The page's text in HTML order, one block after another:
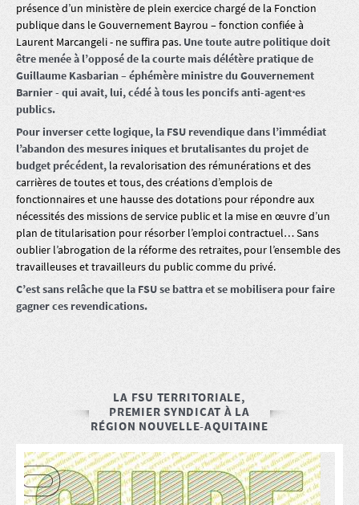
présence d’un ministère de plein exercice chargé de la Fonction
publique dans le Gouvernement Bayrou – fonction confiée à
Laurent Marcangeli - ne suffira pas. Une toute autre politique doit
être menée à l’opposé de la courte mais délétère pratique de
Guillaume Kasbarian – éphémère ministre du Gouvernement
Barnier - qui avait, lui, cédé à tous les poncifs anti-agent⋅es
publics.
Pour inverser cette logique, la FSU revendique dans l’immédiat
l’abandon des mesures iniques et brutalisantes du projet de
budget précédent, la revalorisation des rémunérations et des
carrières de toutes et tous, des créations d’emplois de
fonctionnaires et une hausse des dotations pour répondre aux
nécessités des missions de service public et la mise en œuvre d’un
plan de titularisation pour résorber l’emploi contractuel… Sans
oublier l’abrogation de la réforme des retraites, pour l’ensemble des
travailleuses et travailleurs du public comme du privé.
C’est sans relâche que la FSU se battra et se mobilisera pour faire
gagner ces revendications.
LA FSU TERRITORIALE,
PREMIER SYNDICAT À LA
RÉGION NOUVELLE-AQUITAINE